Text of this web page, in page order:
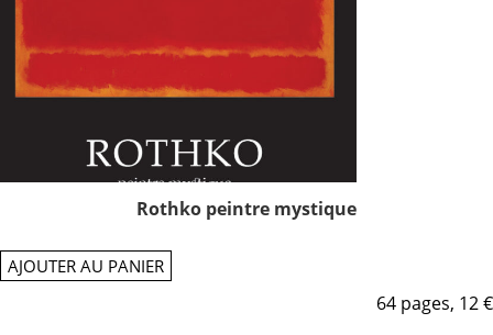
Rothko peintre mystique
AJOUTER AU PANIER
64 pages, 12 €